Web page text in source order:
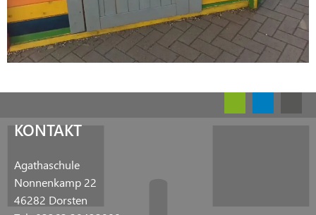
KONTAKT
Agathaschule
Nonnenkamp 22
46282 Dorsten